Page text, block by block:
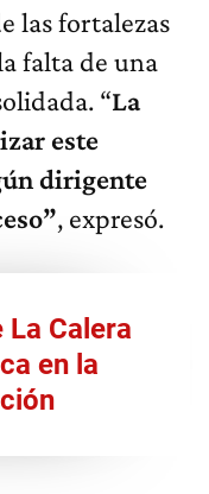
las fortalezas
falta de una
“La
este
dirigente
, expresó.
Calera
en la